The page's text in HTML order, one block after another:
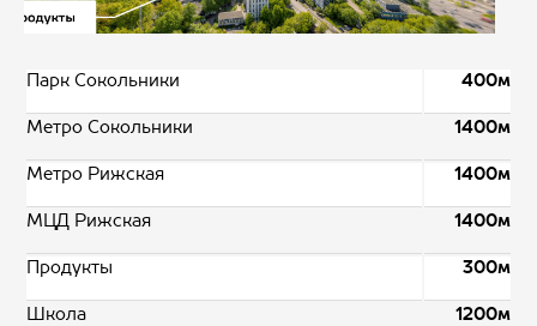
Парк Сокольники 400м
Метро Сокольники 1400м
Метро Рижская 1400м
МЦД Рижская 1400м
Продукты 300м
Школа 1200м